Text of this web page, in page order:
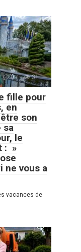
0 31
fille pour
en
son
sa
le
: »
ne vous a
vacances de